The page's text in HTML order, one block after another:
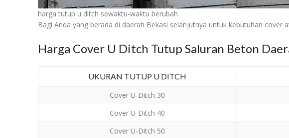
harga tutup u ditch sewaktu-waktu berubah
Bagi Anda yang berada di daerah Bekasi selanjutnya untuk kebutuhan
Harga Cover U Ditch Tutup Saluran Beton
UKURAN TUTUP U DITCH
Cover U-Ditch 30
Cover U-Ditch 40
Cover U-Ditch 50